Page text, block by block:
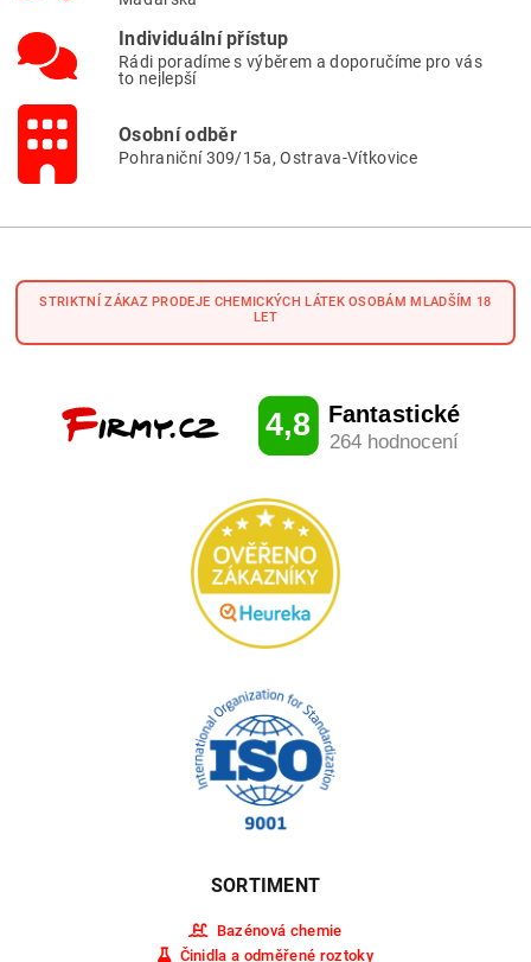
Individuální přístup
Rádi poradíme s výběrem a doporučíme pro vás
to nejlepší
Osobní odběr
Pohraniční 309/15a, Ostrava-Vítkovice
STRIKTNÍ ZÁKAZ PRODEJE CHEMICKÝCH LÁTEK OSOBÁM MLADŠÍM 18
LET
SORTIMENT
Bazénová chemie
Činidla a odměřené roztoky